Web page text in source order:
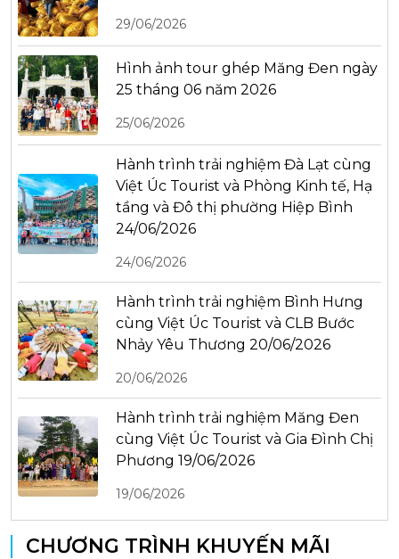
29/06/2026
Hình ảnh tour ghép Măng Đen ngày
25 tháng 06 năm 2026
25/06/2026
Hành trình trải nghiệm Đà Lạt cùng
Việt Úc Tourist và Phòng Kinh tế, Hạ
tầng và Đô thị phường Hiệp Bình
24/06/2026
24/06/2026
Hành trình trải nghiệm Bình Hưng
cùng Việt Úc Tourist và CLB Bước
Nhảy Yêu Thương 20/06/2026
20/06/2026
Hành trình trải nghiệm Măng Đen
cùng Việt Úc Tourist và Gia Đình Chị
Phương 19/06/2026
19/06/2026
CHƯƠNG TRÌNH KHUYẾN MÃI